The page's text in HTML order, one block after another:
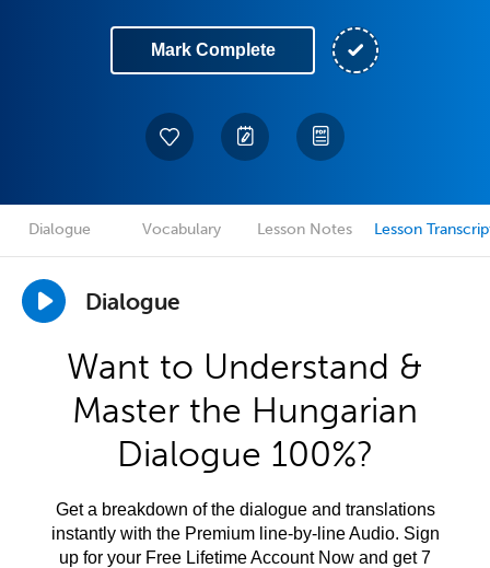
Mark Complete
Dialogue Vocabulary Lesson Notes Lesson
Dialogue
Want to Understand &
Master the Hungarian
Dialogue 100%?
Get a breakdown of the dialogue and translations
instantly with the Premium line-by-line Audio. Sign
up for your Free Lifetime Account Now and get 7